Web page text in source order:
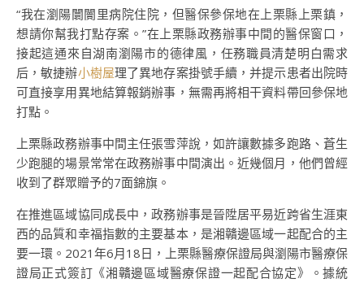
“我在瀏陽闤闠里病院住院，但醫保參保地在上栗縣上栗鎮，
想請你幫我打點存案。”在上栗縣政務辦事中間的醫保窗口，
接起這通來自湖南瀏陽市的德律風，任務職員清楚明白需求
后，敏捷辦小樹屋理了異地存案掛號手續，并提示患者出院時
可直接享用異地結算報銷辦事，無需再將相干資料帶回參保地
打點。
上栗縣政務辦事中間主任張雪萍說，如許讓數據多跑路、蒼生
少跑腿的場景常常在政務辦事中間演出。近幾個月，他們曾經
收到了群眾贈予的7面錦旗。
在推進區域協同成長中，政務辦事是晉陞居平易近跨省生涯東
西的品質和幸福指數的主要基本，是湘贛邊區域一起配合的主
要一環。2021年6月18日，上栗縣醫療保證局與瀏陽市醫療保
證局正式簽訂《湘贛邊區域醫療保證一起配合協定》。據統